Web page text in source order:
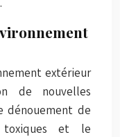
extérieur
de nouvelles
dénouement de
et le